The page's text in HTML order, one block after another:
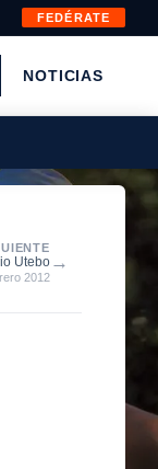
FEDÉRATE
NOTICIAS
Utebo
2012
→